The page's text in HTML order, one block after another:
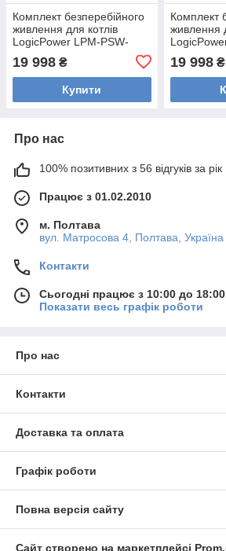
Комплект безперебійного
живлення для котлів
LogicPower LPM-PSW-
1500VA 12V та Акумулятор
LiFePO4 TechLife LFP 12-
100
19 998 ₴
Купити
Комплект
живлення
TechLife
19 998₴
Про нас
100% позитивних з 56 відгуків за рік
Працює з 01.02.2010
м. Полтава
вул. Матросова 4, Полтава, Україна
Контакти
Сьогодні працює з 10:00 до 18:00
Показати весь графік роботи
Про нас
Контакти
Доставка та оплата
Графік роботи
Повна версія сайту
Сайт створено на маркетплейсі